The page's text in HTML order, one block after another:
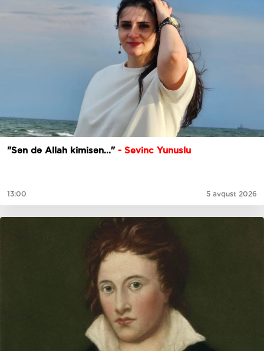
"Sən də Allah kimisən..." - Sevinc Yunuslu
13:00 5 avqust 2026